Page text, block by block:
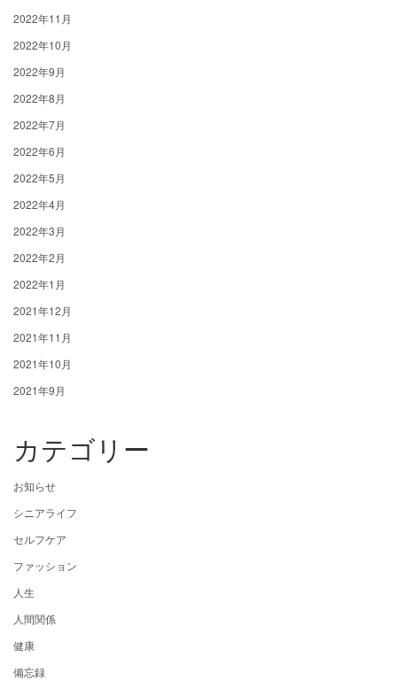
2022年11月
2022年10月
2022年9月
2022年8月
2022年7月
2022年6月
2022年5月
2022年4月
2022年3月
2022年2月
2022年1月
2021年12月
2021年11月
2021年10月
2021年9月
カテゴリー
お知らせ
シニアライフ
セルフケア
ファッション
人生
人間関係
健康
備忘録